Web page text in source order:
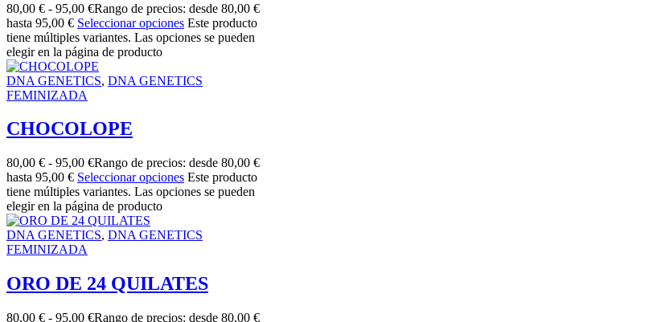
80,00 € - 95,00 €Rango de precios: desde 80,00 €
hasta 95,00 € Seleccionar opciones Este producto
tiene múltiples variantes. Las opciones se pueden
elegir en la página de producto
DNA GENETICS, DNA GENETICS
FEMINIZADA
CHOCOLOPE
80,00 € - 95,00 €Rango de precios: desde 80,00 €
hasta 95,00 € Seleccionar opciones Este producto
tiene múltiples variantes. Las opciones se pueden
elegir en la página de producto
DNA GENETICS, DNA GENETICS
FEMINIZADA
ORO DE 24 QUILATES
80,00 € - 95,00 €Rango de precios: desde 80,00 €